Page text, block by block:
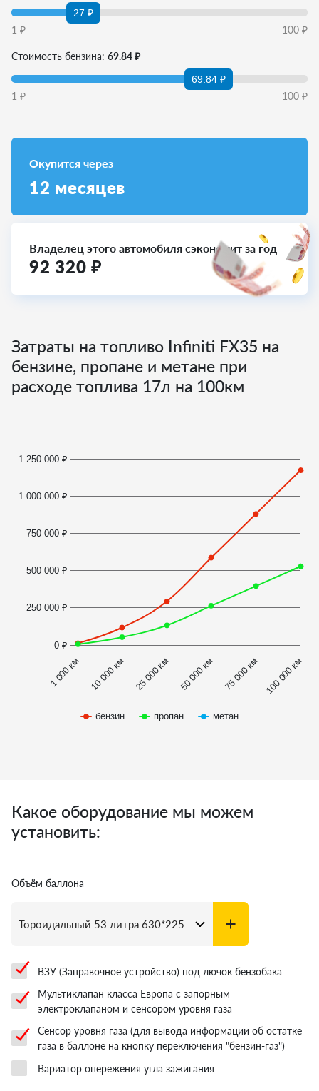
27 ₽
1 ₽ 100 ₽
Стоимость бензина: 69.84 ₽
69.84 ₽
1 ₽ 100 ₽
Окупится через
12 месяцев
Владелец этого автомобиля сэкономит за год
92 320 ₽
Затраты на топливо Infiniti FX35 на
бензине, пропане и метане при
расходе топлива 17л на 100км
бензин пропан метан
1 000 км 10 000 км 25 000 км 50 000 км 75 000 км 100 000 км
0 ₽
250 000 ₽
500 000 ₽
750 000 ₽
1 000 000 ₽
1 250 000 ₽
Какое оборудование мы можем
установить:
Объём баллона
ВЗУ (Заправочное устройство) под лючок бензобака
Мультиклапан класса Европа с запорным
электроклапаном и сенсором уровня газа
Сенсор уровня газа (для вывода информации об остатке
газа в баллоне на кнопку переключения "бензин-газ")
Вариатор опережения угла зажигания